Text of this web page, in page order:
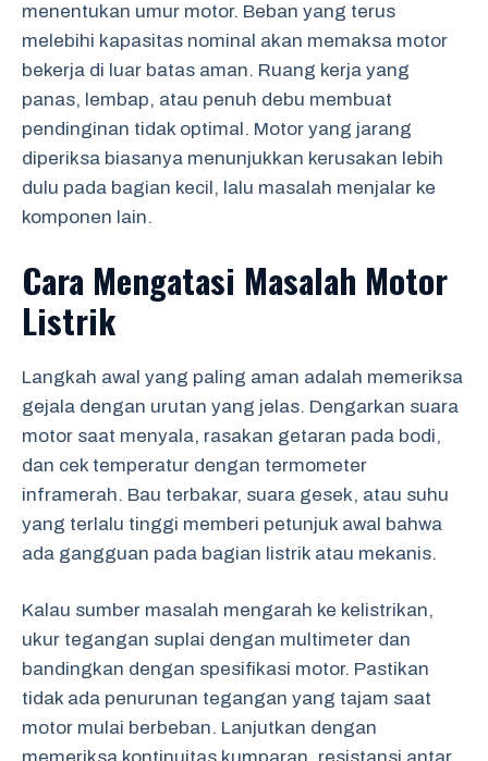
menentukan umur motor. Beban yang terus
melebihi kapasitas nominal akan memaksa motor
bekerja di luar batas aman. Ruang kerja yang
panas, lembap, atau penuh debu membuat
pendinginan tidak optimal. Motor yang jarang
diperiksa biasanya menunjukkan kerusakan lebih
dulu pada bagian kecil, lalu masalah menjalar ke
komponen lain.
Cara Mengatasi Masalah Motor
Listrik
Langkah awal yang paling aman adalah memeriksa
gejala dengan urutan yang jelas. Dengarkan suara
motor saat menyala, rasakan getaran pada bodi,
dan cek temperatur dengan termometer
inframerah. Bau terbakar, suara gesek, atau suhu
yang terlalu tinggi memberi petunjuk awal bahwa
ada gangguan pada bagian listrik atau mekanis.
Kalau sumber masalah mengarah ke kelistrikan,
ukur tegangan suplai dengan multimeter dan
bandingkan dengan spesifikasi motor. Pastikan
tidak ada penurunan tegangan yang tajam saat
motor mulai berbeban. Lanjutkan dengan